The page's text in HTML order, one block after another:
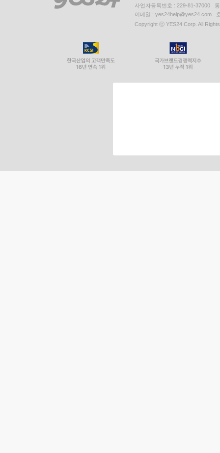
사업자등록번호 : 229-81-37000
이메일 : yes24help@yes24.com
Copyright ⓒ YES24 Corp. All